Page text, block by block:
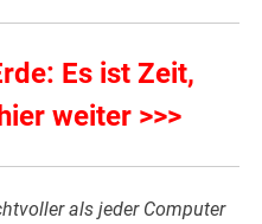
Es ist Zeit,
weiter >>>
als jeder Computer